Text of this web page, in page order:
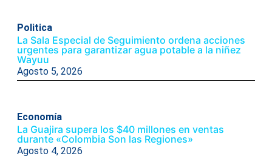
Politica
La Sala Especial de Seguimiento ordena acciones
urgentes para garantizar agua potable a la niñez
Wayuu
Agosto 5, 2026
Economía
La Guajira supera los $40 millones en ventas
durante «Colombia Son las Regiones»
Agosto 4, 2026